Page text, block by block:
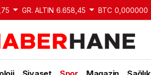
GR. ALTIN 6.658,45 BTC 0,000000